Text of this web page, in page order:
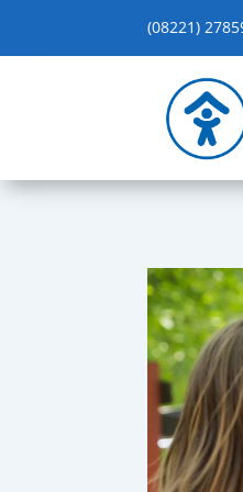
(08221)